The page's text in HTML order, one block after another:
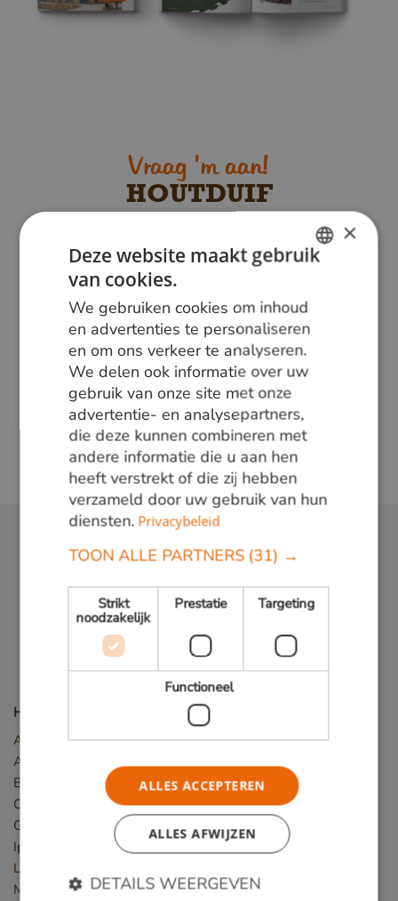
Vraag 'm aan!
HOUTDUIF
In ons gratis magazine vindt u interessante
artikelen, achtergrondinformatie over ons bedrijf
en natuurlijk veel inspirerende foto's van
gerealiseerde projecten. Vul het formulier in en u
krijgt het gratis toegezonden.
GRATIS AANVRAGEN
LEES MEER
Houtsoorten
Angelim Vermelho
Azobé
Basralocus
Cumaru
Guariuba
Ipé
Louro preto
Massaranduba
GERMAN
ENGLISH
×
Deze website maakt gebruik
van cookies.
We gebruiken cookies om inhoud
en advertenties te personaliseren
en om ons verkeer te analyseren.
We delen ook informatie over uw
gebruik van onze site met onze
advertentie- en analysepartners,
die deze kunnen combineren met
andere informatie die u aan hen
heeft verstrekt of die zij hebben
verzameld door uw gebruik van hun
diensten. Privacybeleid
TOON ALLE PARTNERS (31) →
Strikt
noodzakelijk
Prestatie Targeting
Functioneel
ALLES ACCEPTEREN
ALLES AFWIJZEN
DETAILS WEERGEVEN